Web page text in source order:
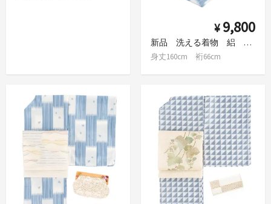
¥ 9,800
新品 洗える着物 絽 市松と千鳥 M
身丈160cm 裄66cm